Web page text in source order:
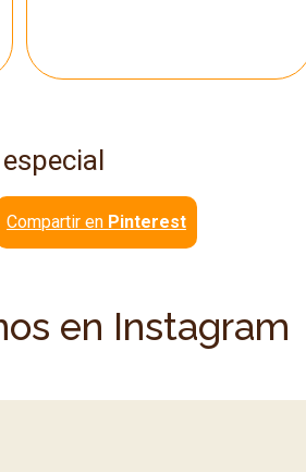
Compartir en Pinterest
en Instagram